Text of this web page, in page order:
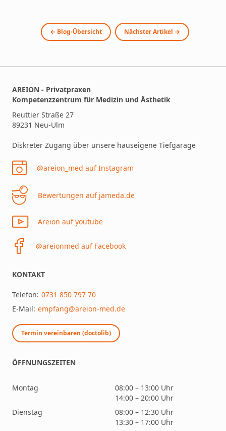
← Blog-Übersicht Nächster Artikel →
AREION - Privatpraxen
Kompetenzzentrum für Medizin und Ästhetik
Reuttier Straße 27
89231 Neu-Ulm
Diskreter Zugang über unsere hauseigene Tiefgarage
@areion_med auf Instagram
Bewertungen auf jameda.de
Areion auf youtube
@areionmed auf Facebook
KONTAKT
Telefon: 0731 850 797 70
E-Mail: empfang@areion-med.de
Termin vereinbaren (doctolib)
ÖFFNUNGSZEITEN
Montag
08:00 – 13:00 Uhr
14:00 – 20:00 Uhr
Dienstag
08:00 – 12:30 Uhr
13:30 – 17:00 Uhr